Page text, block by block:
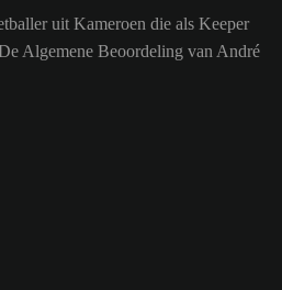
uit Kameroen die als Keeper
Algemene Beoordeling van André